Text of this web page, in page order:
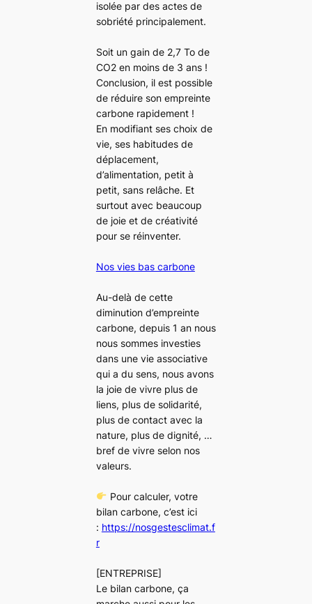
isolée par des actes de
sobriété principalement.
Soit un gain de 2,7 To de
CO2 en moins de 3 ans !
Conclusion, il est possible
de réduire son empreinte
carbone rapidement !
En modifiant ses choix de
vie, ses habitudes de
déplacement,
d’alimentation, petit à
petit, sans relâche. Et
surtout avec beaucoup
de joie et de créativité
pour se réinventer.
Nos vies bas carbone
Au-delà de cette
diminution d’empreinte
carbone, depuis 1 an nous
nous sommes investies
dans une vie associative
qui a du sens, nous avons
la joie de vivre plus de
liens, plus de solidarité,
plus de contact avec la
nature, plus de dignité, …
bref de vivre selon nos
valeurs.
Pour calculer, votre
bilan carbone, c’est ici
: https://nosgestesclimat.f
r
[ENTREPRISE]
Le bilan carbone, ça